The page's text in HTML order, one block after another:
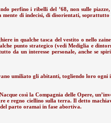
perfino i ribelli del ’68, non sulle
di indecisi, di disorientati, soprattutto
in qualche tasca del vestito o nello
punto strategico (vedi Mediglia e
da un interesse personale, anche se
umiliato gli abitanti, togliendo loro ogni
così la Compagnia delle Opere,
e regno ciellino sulla terra. Il detto
parto oramai in fase abortiva.